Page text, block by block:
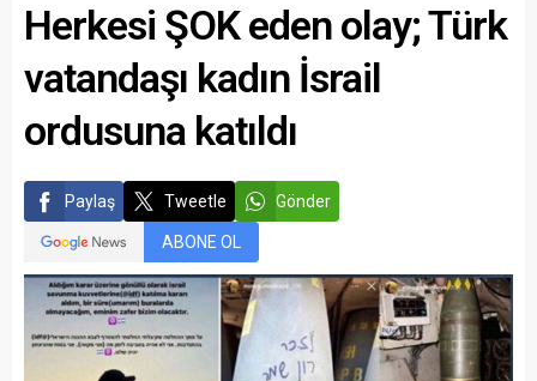
Herkesi ŞOK eden olay; Türk
vatandaşı kadın İsrail
ordusuna katıldı
Paylaş Tweetle Gönder
ABONE OL